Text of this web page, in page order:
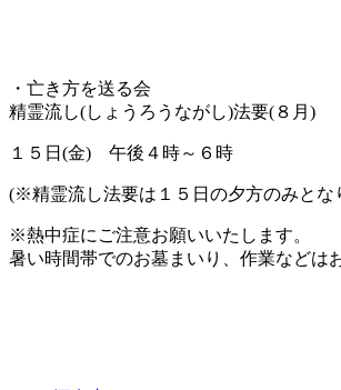
・亡き方を送る会
精霊流し(しょうろうながし)法要(８月)
１５日(金) 午後４時～６時
(※精霊流し法要は１５日の夕方のみとな
※熱中症にご注意お願いいたします。
暑い時間帯でのお墓まいり、作業などは